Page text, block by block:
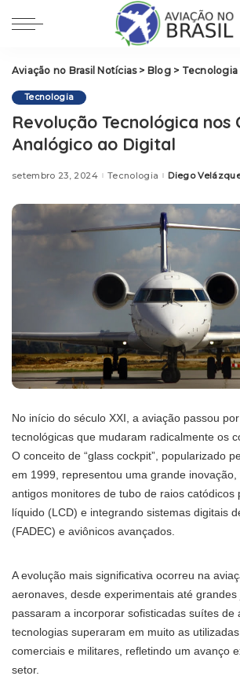
Aviação no Brasil Notícias> Blog> Tecnologia
Tecnologia
Revolução Tecnológica nos
Analógico ao Digital
setembro 23, 2024 Tecnologia Posted
Diego
No início do século XXI, a aviação passou
tecnológicas que mudaram radicalmente os
O conceito de “glass cockpit”, popularizado
em 1999, representou uma grande
antigos monitores de tubo de raios catódicos
líquido (LCD) e integrando sistemas digitais
(FADEC) e aviônicos avançados.
A evolução mais significativa ocorreu na
aeronaves, desde experimentais até grandes
passaram a incorporar sofisticadas suítes de
tecnologias superaram em muito as
comerciais e militares, refletindo um avanço
setor.